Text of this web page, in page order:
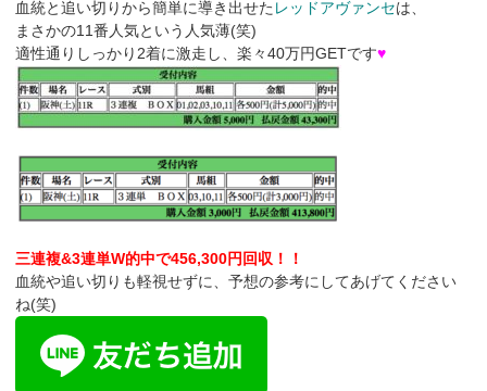
血統と追い切りから簡単に導き出せた レッドアヴァンセは、
まさかの11番人気という人気薄(笑)
適性通りしっかり2着に激走し、楽々40万円GETです♥
三連複&3連単W的中で456,300円回収！！
血統や追い切りも軽視せずに、予想の参考にしてあげてください
ね(笑)